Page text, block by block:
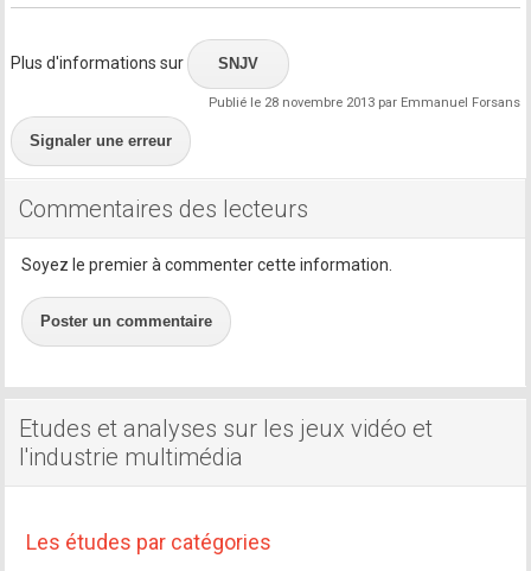
Plus d'informations sur SNJV
Publié le 28 novembre 2013 par Emmanuel Forsans
Signaler une erreur
Commentaires des lecteurs
Soyez le premier à commenter cette information.
Poster un commentaire
Etudes et analyses sur les jeux vidéo et
l'industrie multimédia
Les études par catégories